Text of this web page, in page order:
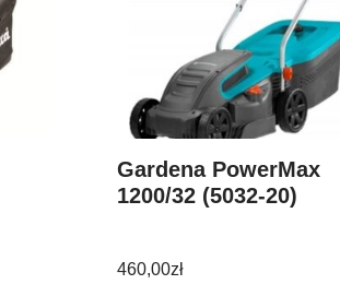
Gardena PowerMax
1200/32 (5032-20)
460,00zł